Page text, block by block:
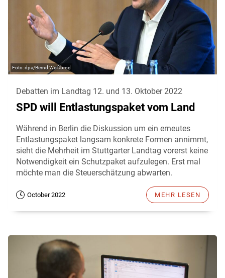
dpa/Bernd Weißbrod
Debatten im Landtag 12. und 13. Oktober 2022
SPD will Entlastungspaket vom Land
Während in Berlin die Diskussion um ein erneutes
Entlastungspaket langsam konkrete Formen annimmt,
sieht die Mehrheit im Stuttgarter Landtag vorerst keine
Notwendigkeit ein Schutzpaket aufzulegen. Erst mal
möchte man die Steuerschätzung abwarten.
October 2022 MEHR LESEN